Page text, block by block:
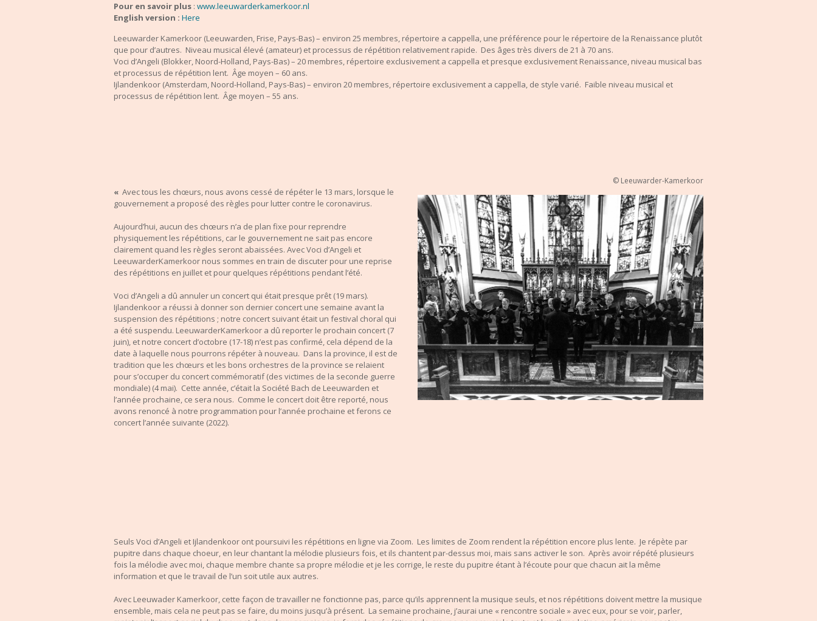
Pour en savoir plus : www.leeuwarderkamerkoor.nl
English version : Here
Leeuwarder Kamerkoor (Leeuwarden, Frise, Pays-Bas) – environ 25 membres, répertoire a cappella, une préférence pour le répertoire de la Renaissance plutôt
que pour d’autres. Niveau musical élevé (amateur) et processus de répétition relativement rapide. Des âges très divers de 21 à 70 ans.
Voci d’Angeli (Blokker, Noord-Holland, Pays-Bas) – 20 membres, répertoire exclusivement a cappella et presque exclusivement Renaissance, niveau musical bas
et processus de répétition lent. Âge moyen – 60 ans.
Ijlandenkoor (Amsterdam, Noord-Holland, Pays-Bas) – environ 20 membres, répertoire exclusivement a cappella, de style varié. Faible niveau musical et
processus de répétition lent. Âge moyen – 55 ans.
« Avec tous les chœurs, nous avons cessé de répéter le 13 mars, lorsque le
gouvernement a proposé des règles pour lutter contre le coronavirus.
Aujourd’hui, aucun des chœurs n’a de plan fixe pour reprendre
physiquement les répétitions, car le gouvernement ne sait pas encore
clairement quand les règles seront abaissées. Avec Voci d’Angeli et
LeeuwarderKamerkoor nous sommes en train de discuter pour une reprise
des répétitions en juillet et pour quelques répétitions pendant l’été.
Voci d’Angeli a dû annuler un concert qui était presque prêt (19 mars).
Ijlandenkoor a réussi à donner son dernier concert une semaine avant la
suspension des répétitions ; notre concert suivant était un festival choral qui
a été suspendu. LeeuwarderKamerkoor a dû reporter le prochain concert (7
juin), et notre concert d’octobre (17-18) n’est pas confirmé, cela dépend de la
date à laquelle nous pourrons répéter à nouveau. Dans la province, il est de
tradition que les chœurs et les bons orchestres de la province se relaient
pour s’occuper du concert commémoratif (des victimes de la seconde guerre
mondiale) (4 mai). Cette année, c’était la Société Bach de Leeuwarden et
l’année prochaine, ce sera nous. Comme le concert doit être reporté, nous
avons renoncé à notre programmation pour l’année prochaine et ferons ce
concert l’année suivante (2022).
© Leeuwarder-Kamerkoor
Seuls Voci d’Angeli et Ijlandenkoor ont poursuivi les répétitions en ligne via Zoom. Les limites de Zoom rendent la répétition encore plus lente. Je répète par
pupitre dans chaque choeur, en leur chantant la mélodie plusieurs fois, et ils chantent par-dessus moi, mais sans activer le son. Après avoir répété plusieurs
fois la mélodie avec moi, chaque membre chante sa propre mélodie et je les corrige, le reste du pupitre étant à l’écoute pour que chacun ait la même
information et que le travail de l’un soit utile aux autres.
Avec Leeuwader Kamerkoor, cette façon de travailler ne fonctionne pas, parce qu’ils apprennent la musique seuls, et nos répétitions doivent mettre la musique
ensemble, mais cela ne peut pas se faire, du moins jusqu’à présent. La semaine prochaine, j’aurai une « rencontre sociale » avec eux, pour se voir, parler,